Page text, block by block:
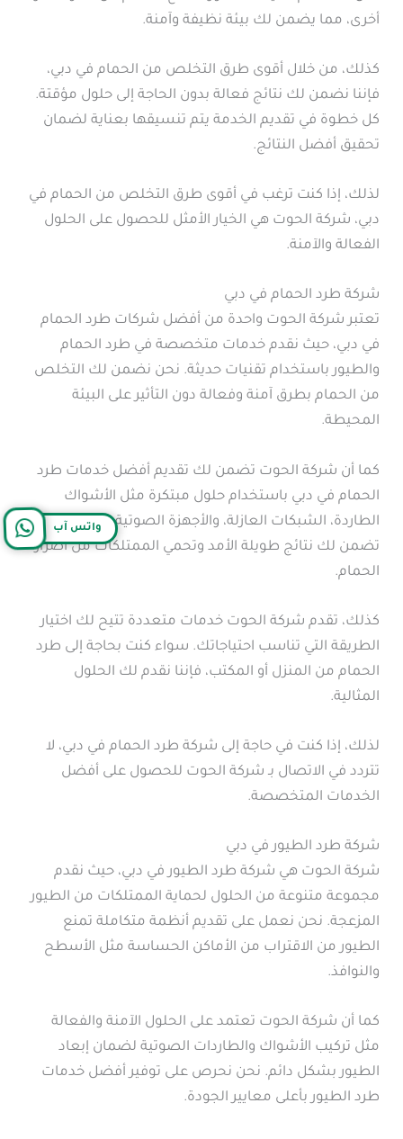
أخرى، مما يضمن لك بيئة نظيفة وآمنة.
كذلك، من خلال أقوى طرق التخلص من الحمام في دبي،
فإننا نضمن لك نتائج فعالة بدون الحاجة إلى حلول مؤقتة.
كل خطوة في تقديم الخدمة يتم تنسيقها بعناية لضمان
تحقيق أفضل النتائج.
لذلك، إذا كنت ترغب في أقوى طرق التخلص من الحمام في
دبي، شركة الحوت هي الخيار الأمثل للحصول على الحلول
الفعالة والآمنة.
شركة طرد الحمام في دبي
تعتبر شركة الحوت واحدة من أفضل شركات طرد الحمام
في دبي، حيث نقدم خدمات متخصصة في طرد الحمام
والطيور باستخدام تقنيات حديثة. نحن نضمن لك التخلص
من الحمام بطرق آمنة وفعالة دون التأثير على البيئة
المحيطة.
كما أن شركة الحوت تضمن لك تقديم أفضل خدمات طرد
الحمام في دبي باستخدام حلول مبتكرة مثل الأشواك
الطاردة، الشبكات العازلة، والأجهزة الصوتية. هذه الطرق
تضمن لك نتائج طويلة الأمد وتحمي الممتلكات من أضرار
الحمام.
كذلك، تقدم شركة الحوت خدمات متعددة تتيح لك اختيار
الطريقة التي تناسب احتياجاتك. سواء كنت بحاجة إلى طرد
الحمام من المنزل أو المكتب، فإننا نقدم لك الحلول
المثالية.
لذلك، إذا كنت في حاجة إلى شركة طرد الحمام في دبي، لا
تتردد في الاتصال بـ شركة الحوت للحصول على أفضل
الخدمات المتخصصة.
شركة طرد الطيور في دبي
شركة الحوت هي شركة طرد الطيور في دبي، حيث نقدم
مجموعة متنوعة من الحلول لحماية الممتلكات من الطيور
المزعجة. نحن نعمل على تقديم أنظمة متكاملة تمنع
الطيور من الاقتراب من الأماكن الحساسة مثل الأسطح
والنوافذ.
كما أن شركة الحوت تعتمد على الحلول الآمنة والفعالة
مثل تركيب الأشواك والطاردات الصوتية لضمان إبعاد
الطيور بشكل دائم. نحن نحرص على توفير أفضل خدمات
طرد الطيور بأعلى معايير الجودة.
واتس آب